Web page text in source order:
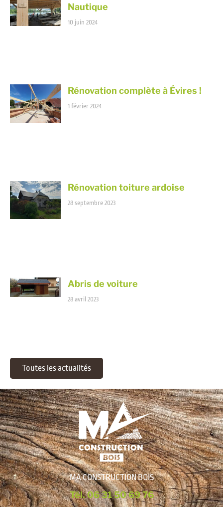
Nautique
10 juin 2024
Rénovation complète à Évires !
1 février 2024
Rénovation toiture ardoise
28 septembre 2023
Abris de voiture
28 avril 2023
Toutes les actualités
MA CONSTRUCTION BOIS
Tél. 06 31 50 69 76